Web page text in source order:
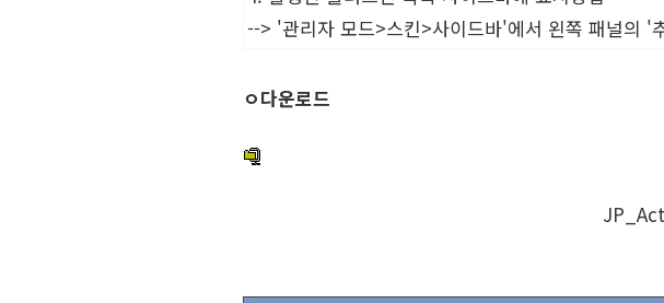
--> '관리자 모드>스킨>사이드바'에서 왼쪽 패널의 '
ㅇ다운로드